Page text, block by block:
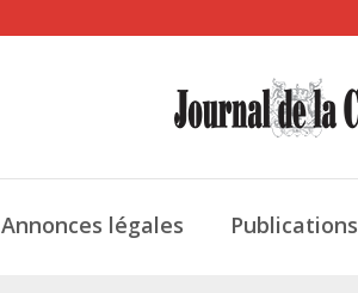
Annonces légales Publications